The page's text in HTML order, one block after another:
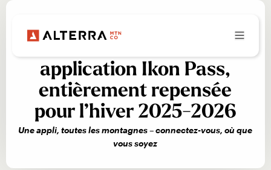
Maximisez le plaisir avec
application Ikon Pass,
entièrement repensée
pour l’hiver 2025-2026
Une appli, toutes les montagnes – connectez-vous, où que
vous soyez